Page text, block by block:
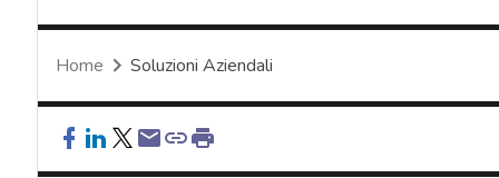
Home Soluzioni Aziendali